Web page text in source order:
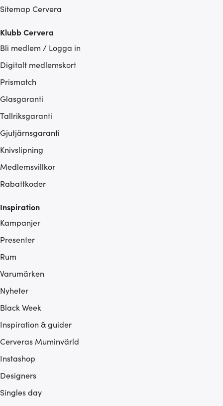
Sitemap Cervera
Klubb Cervera
Bli medlem / Logga in
Digitalt medlemskort
Prismatch
Glasgaranti
Tallriksgaranti
Gjutjärnsgaranti
Knivslipning
Medlemsvillkor
Rabattkoder
Inspiration
Kampanjer
Presenter
Rum
Varumärken
Nyheter
Black Week
Inspiration & guider
Cerveras Muminvärld
Instashop
Designers
Singles day